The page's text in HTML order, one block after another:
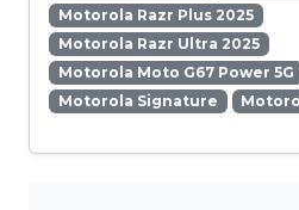
Motorola Razr Plus 2025
Motorola Razr Ultra 2025
Motorola Moto G67 Power 5G
Motorola Signature